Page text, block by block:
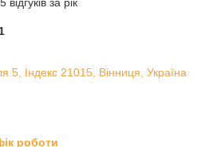
5, Індекс 21015, Вінниця, Україна
роботи